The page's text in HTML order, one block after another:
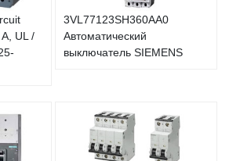
UL /
3VL77123SH360AA0
Автоматический
выключатель SIEMENS